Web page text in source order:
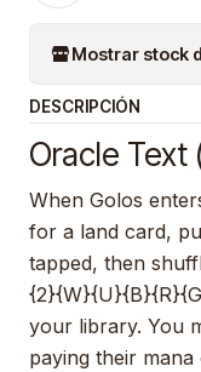
Mostrar stock
DESCRIPCIÓN
Oracle Text
When Golos
for a land card,
tapped, then
your library. You
paying their mana